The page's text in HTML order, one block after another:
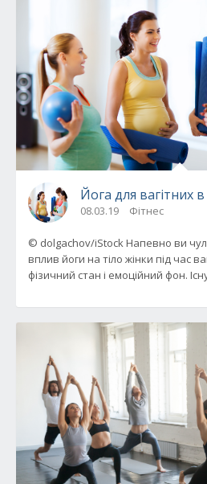
Йога для вагітних
08.03.19 Фітнес
© dolgachov/iStock Напевно ви
вплив йоги на тіло жінки під час
фізичний стан і емоційний фон.